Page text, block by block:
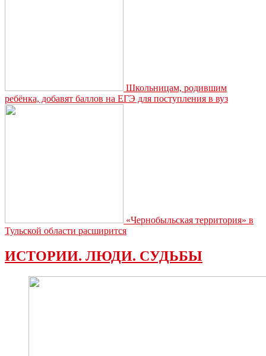
Школьницам, родившим
ребёнка, добавят баллов на ЕГЭ для поступления в вуз
«Чернобыльская территория» в
Тульской области расширится
ИСТОРИИ. ЛЮДИ. СУДЬБЫ